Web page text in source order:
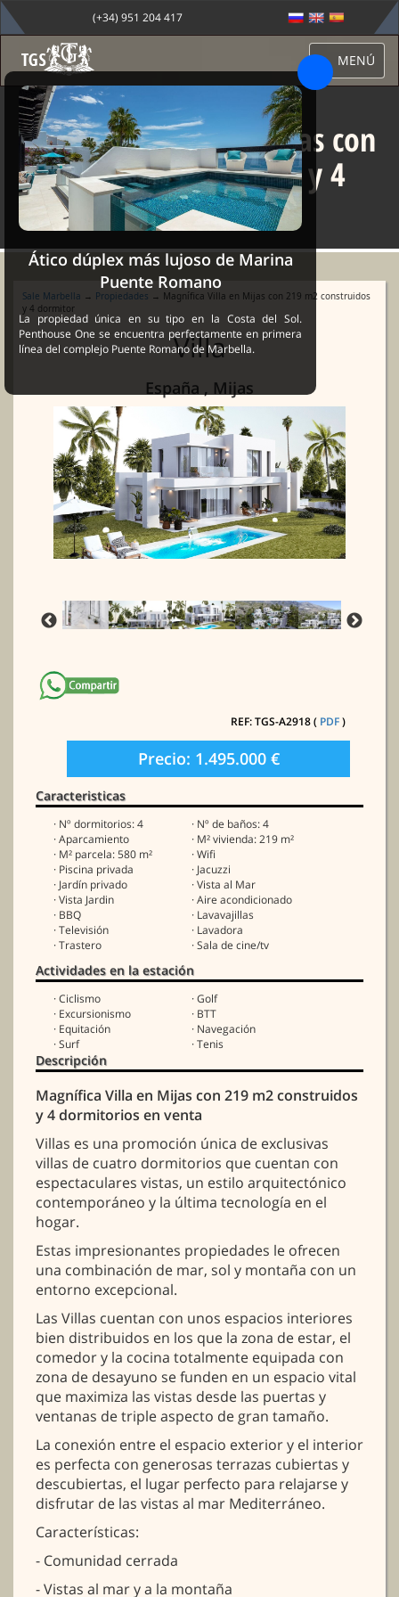
(+34) 951 204 417
MENÚ
Magnífica Villa en Mijas con
219 m2 construidos y 4
dormitor
Sale Marbella → Propiedades → Magnífica Villa en Mijas con 219 m2 construidos
y 4 dormitor
Villa
España , Mijas
REF: TGS-A2918 ( PDF)
Precio: 1.495.000 €
Caracteristicas
· Nº dormitorios: 4
· Nº de baños: 4
· Aparcamiento
· M² vivienda: 219 m²
· M² parcela: 580 m²
· Wifi
· Piscina privada
· Jacuzzi
· Jardín privado
· Vista al Mar
· Vista Jardin
· Aire acondicionado
· BBQ
· Lavavajillas
· Televisión
· Lavadora
· Trastero
· Sala de cine/tv
Actividades en la estación
· Ciclismo
· Golf
· Excursionismo
· BTT
· Equitación
· Navegación
· Surf
· Tenis
Descripción
Magnífica Villa en Mijas con 219 m2 construidos
y 4 dormitorios en venta
Villas es una promoción única de exclusivas
villas de cuatro dormitorios que cuentan con
espectaculares vistas, un estilo arquitectónico
contemporáneo y la última tecnología en el
hogar.
Estas impresionantes propiedades le ofrecen
una combinación de mar, sol y montaña con un
entorno excepcional.
Las Villas cuentan con unos espacios interiores
bien distribuidos en los que la zona de estar, el
comedor y la cocina totalmente equipada con
zona de desayuno se funden en un espacio vital
que maximiza las vistas desde las puertas y
ventanas de triple aspecto de gran tamaño.
La conexión entre el espacio exterior y el interior
es perfecta con generosas terrazas cubiertas y
descubiertas, el lugar perfecto para relajarse y
disfrutar de las vistas al mar Mediterráneo.
Características:
- Comunidad cerrada
- Vistas al mar y a la montaña
Ático dúplex más lujoso de Marina
Puente Romano
La propiedad única en su tipo en la Costa del Sol.
Penthouse One se encuentra perfectamente en primera
línea del complejo Puente Romano de Marbella.